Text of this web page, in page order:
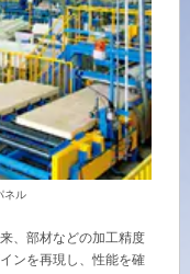
ネル
、部材などの加工精度
ンを再現し、性能を確